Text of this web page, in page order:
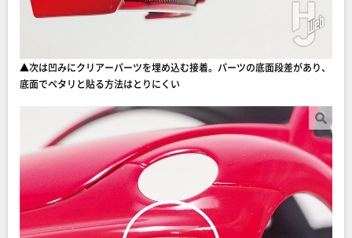
▲次は凹みにクリアーパーツを埋め込む接着。パーツの底面段差があり、
底面でペタリと貼る方法はとりにくい